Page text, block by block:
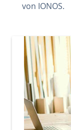
von IONOS.